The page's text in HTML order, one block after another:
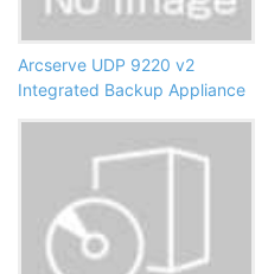
Arcserve UDP 9220 v2
Integrated Backup Appliance